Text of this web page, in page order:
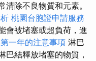
除不良物質和元素。
桃園台胞證申請服務
會被堵塞或超負荷，進
一年的注意事項 淋巴
巴結釋放堵塞的物質，